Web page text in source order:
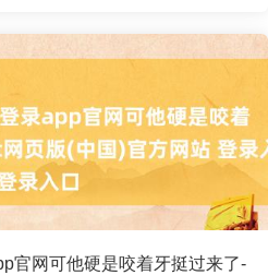
官网可他硬是咬着牙挺过来了-